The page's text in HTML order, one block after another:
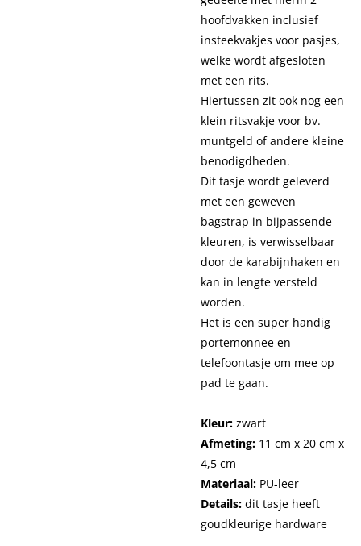
hoofdvakken inclusief
insteekvakjes voor pasjes,
welke wordt afgesloten
met een rits.
Hiertussen zit ook nog een
klein ritsvakje voor bv.
muntgeld of andere kleine
benodigdheden.
Dit tasje wordt geleverd
met een geweven
bagstrap in bijpassende
kleuren, is verwisselbaar
door de karabijnhaken en
kan in lengte versteld
worden.
Het is een super handig
portemonnee en
telefoontasje om mee op
pad te gaan.
Kleur: zwart
Afmeting: 11 cm x 20 cm x
4,5 cm
Materiaal: PU-leer
Details: dit tasje heeft
goudkleurige hardware